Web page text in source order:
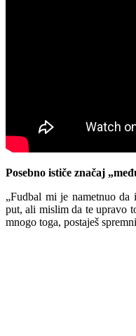
Posebno ističe značaj
„Fudbal mi je nametnuo
put, ali mislim da te upravo
mnogo toga, postaješ